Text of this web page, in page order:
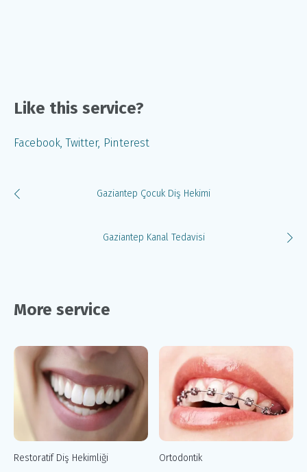
Like this service?
Facebook Twitter Pinterest
Gaziantep Çocuk Diş Hekimi
Gaziantep Kanal Tedavisi
More service
Restoratif Diş Hekimliği Ortodontik